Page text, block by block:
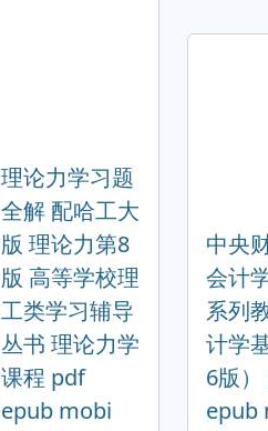
理论力学习题
全解 配哈工大
版 理论力第8
版 高等学校理
工类学习辅导
丛书 理论力学
课程 pdf
epub mobi
中央
会计
系列
计学
6版
epub